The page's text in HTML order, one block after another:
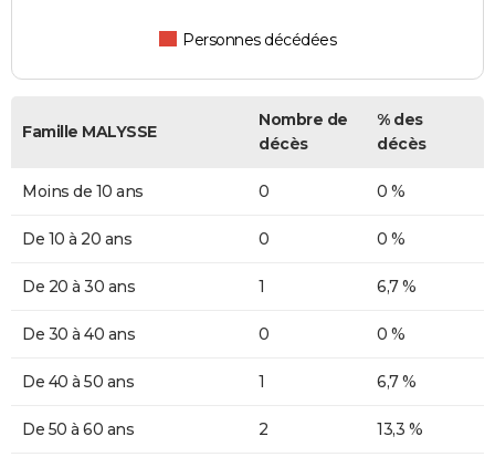
Personnes décédées
Famille MALYSSE
Nombre de
décès
% des
décès
Moins de 10 ans 0 0 %
De 10 à 20 ans 0 0 %
De 20 à 30 ans 1 6,7 %
De 30 à 40 ans 0 0 %
De 40 à 50 ans 1 6,7 %
De 50 à 60 ans 2 13,3 %